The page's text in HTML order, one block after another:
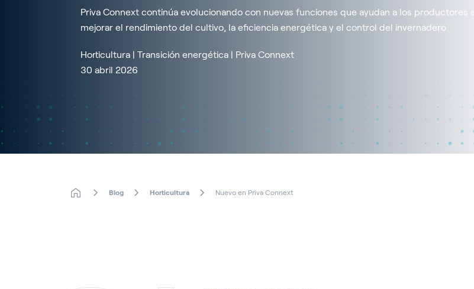
Priva Connext continúa evolucionando con nuevas funciones que ayudan a los productores a
mejorar el rendimiento del cultivo, la eficiencia energética y el control del invernadero.
Horticultura | Transición energética | Priva Connext
30 abril 2026
Blog Horticultura Nuevo en Priva Connext